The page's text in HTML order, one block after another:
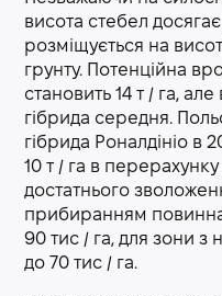
висота стебел
розміщується на
грунту. Потенційна
становить 14 т / га,
гібрида середня.
гібрида Роналдініо в
10 т / га в
достатнього
прибиранням повинна
90 тис / га, для зони з
до 70 тис / га.